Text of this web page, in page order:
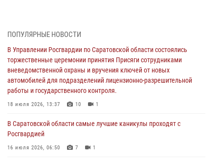
домой потерявшейся пенсионерке
21 июля 2026, 10:38
В Управлении Росгвардии по Саратовской области состоялись
торжественные церемонии принятия Присяги сотрудниками
вневедомственной охраны и вручения ключей от новых
автомобилей для подразделений лицензионно-разрешительной
18 июля 2026, 13:37 10 1
В Саратовской области самые лучшие каникулы проходят с
ПОПУЛЯРНЫЕ НОВОСТИ
В Управлении Росгвардии по Саратовской области состоялись
торжественные церемонии принятия Присяги сотрудниками
вневедомственной охраны и вручения ключей от новых
автомобилей для подразделений лицензионно-разрешительной
работы и государственного контроля.
18 июля 2026, 13:37 10 1
В Саратовской области самые лучшие каникулы проходят с
Росгвардией
16 июля 2026, 06:50 7 1